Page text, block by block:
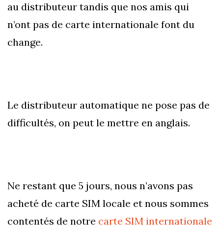
au distributeur tandis que nos amis qui
n’ont pas de carte internationale font du
change.
Le distributeur automatique ne pose pas de
difficultés, on peut le mettre en anglais.
Ne restant que 5 jours, nous n’avons pas
acheté de carte SIM locale et nous sommes
contentés de notre carte SIM internationale